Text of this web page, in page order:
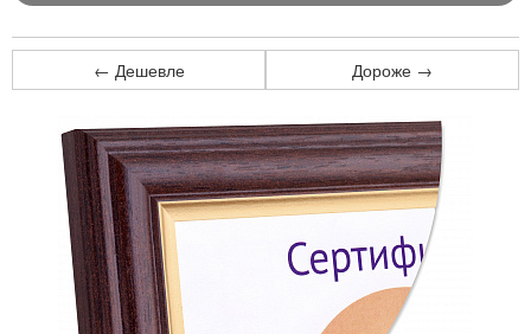
← Дешевле Дороже →